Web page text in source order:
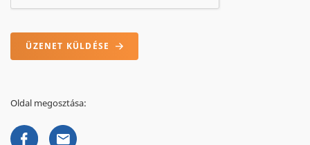
ÜZENET KÜLDÉSE
Oldal megosztása: